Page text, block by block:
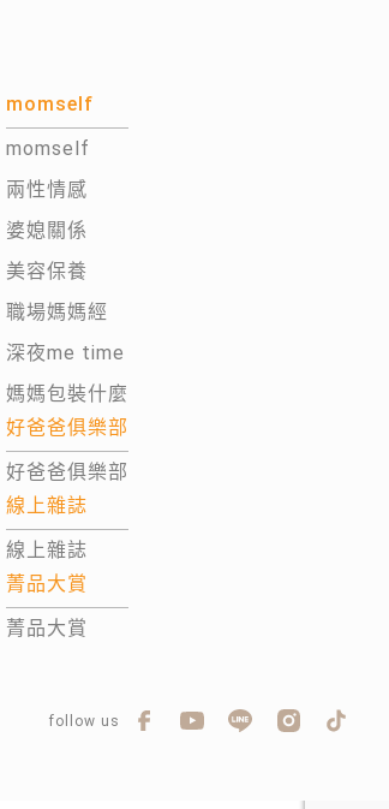
momself
momself
兩性情感
婆媳關係
美容保養
職場媽媽經
深夜me time
媽媽包裝什麼
好爸爸俱樂部
好爸爸俱樂部
線上雜誌
線上雜誌
菁品大賞
菁品大賞
follow us